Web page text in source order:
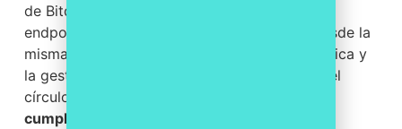
de Bitdefender GravityZone suma gestión de
endpoints, incidentes, políticas y blocklist desde la
misma consola, lo que refuerza la higiene básica y
la gestión de vulnerabilidades. Y para cerrar el
círculo del cumplimiento, el
cumplimiento